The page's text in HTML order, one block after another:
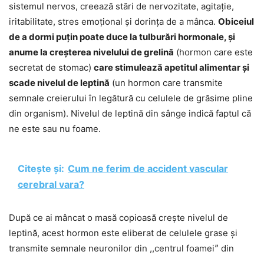
sistemul nervos, creează stări de nervozitate, agitație,
iritabilitate, stres emoțional și dorința de a mânca. Obiceiul
de a dormi puțin poate duce la tulburări hormonale, și
anume la creșterea nivelului de grelină (hormon care este
secretat de stomac) care stimulează apetitul alimentar și
scade nivelul de leptină (un hormon care transmite
semnale creierului în legătură cu celulele de grăsime pline
din organism). Nivelul de leptină din sânge indică faptul că
ne este sau nu foame.
Citește și: Cum ne ferim de accident vascular
cerebral vara?
După ce ai mâncat o masă copioasă crește nivelul de
leptină, acest hormon este eliberat de celulele grase și
transmite semnale neuronilor din ,,centrul foameiˮ din